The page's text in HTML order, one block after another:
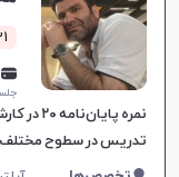
جلسه ۱
تدریس در سطوح
آموزش‌های هدفمند